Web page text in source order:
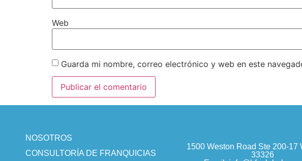
Web
Guarda mi nombre, correo electrónico y web en este
NOSOTROS
CONSULTORÍA DE FRANQUICIAS
1500 Weston Road Ste 200-17
33326